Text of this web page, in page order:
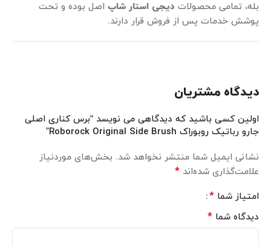
بله، تمامی محصولات دیجی استار شاپ اصل بوده و تحت
پوشش خدمات پس از فروش قرار دارند.
دیدگاه مشتریان
اولین کسی باشید که دیدگاهی می نویسد “برس کناری اصلی
جارو رباتیک روبوراک Roborock Original Side Brush”
نشانی ایمیل شما منتشر نخواهد شد. بخش‌های موردنیاز
علامت‌گذاری شده‌اند *
امتیاز شما *
دیدگاه شما *